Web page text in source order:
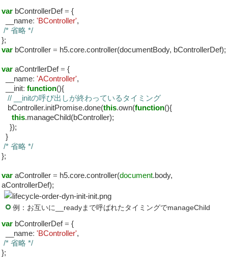
var bControllerDef= {
__name: 'BController',
/* 省略 */
};
var bController = h5.core.controller(documentBody, bControllerDef);
var aContrllerDef= {
__name: 'AController',
__init: function(){
// __initの呼び出しが終わっているタイミング
bController.initPromise.done(this.own(function(){
this.manageChild(bController);
});
}
/* 省略 */
};
var aController = h5.core.controller(document.body,
aControllerDef);
例：お互いに__readyまで呼ばれたタイミングでmanageChild
var bControllerDef= {
__name: 'BController',
/* 省略 */
};